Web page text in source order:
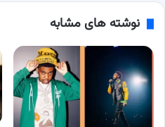
نوشته های مشابه